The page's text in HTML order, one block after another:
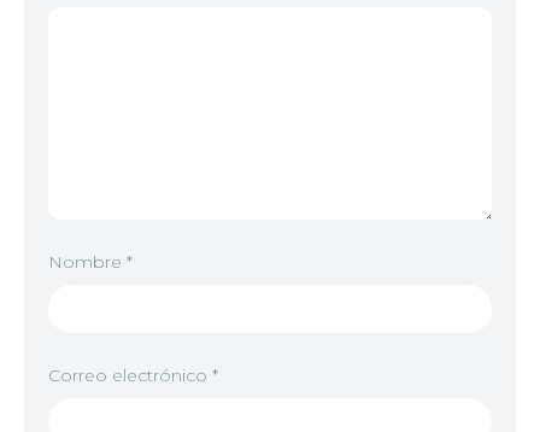
Nombre *
Correo electrónico *